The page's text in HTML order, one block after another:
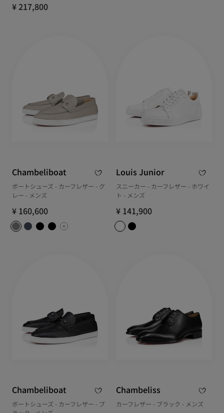
¥ 217,800
Chambeliboat
ボートシューズ - カーフレザー - グ
レー - メンズ
¥ 160,600
Louis Junior
スニーカー - カーフレザー - ホワイ
ト - メンズ
¥ 141,900
Chambeliboat
ボートシューズ - カーフレザー - ブ
Chambeliss
カーフレザー - ブラック - メンズ